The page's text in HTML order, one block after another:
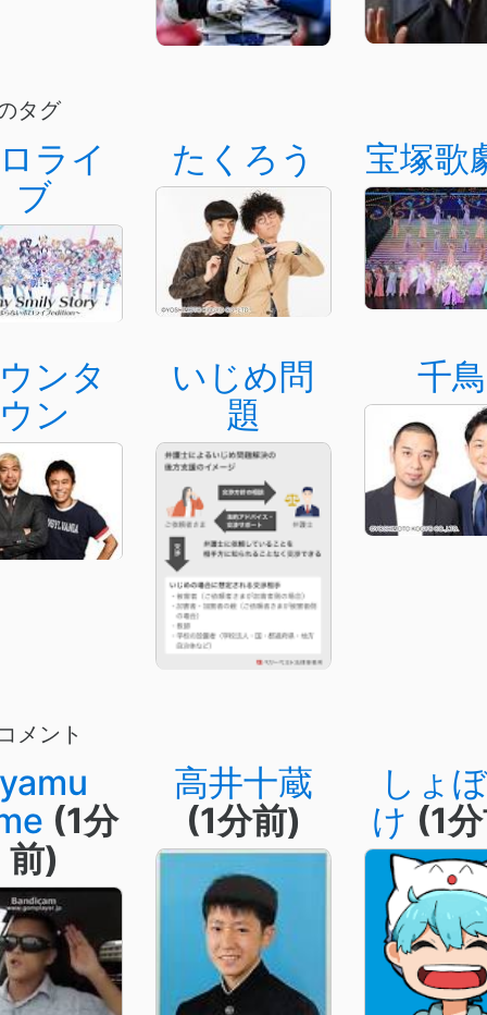
タグ
ライ
ブ
たくろう 宝塚歌
ンタ
ン
いじめ問
題
千鳥
メント
(1分
前)
高井十蔵
(1分前)
しょ
け (1